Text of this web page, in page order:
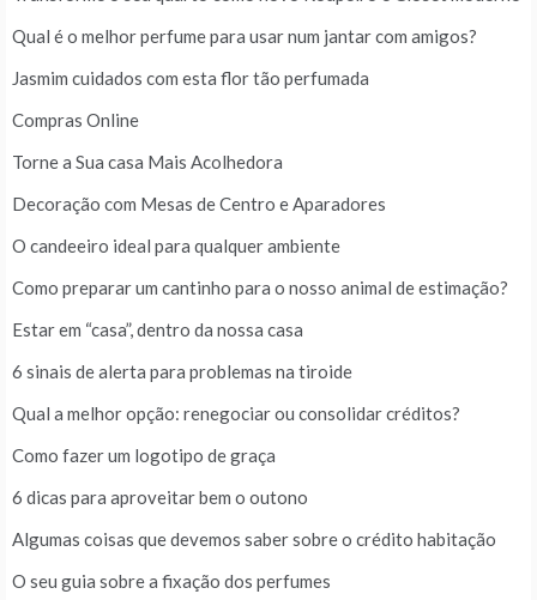
Qual é o melhor perfume para usar num jantar com amigos?
Jasmim cuidados com esta flor tão perfumada
Compras Online
Torne a Sua casa Mais Acolhedora
Decoração com Mesas de Centro e Aparadores
O candeeiro ideal para qualquer ambiente
Como preparar um cantinho para o nosso animal de estimação?
Estar em “casa”, dentro da nossa casa
6 sinais de alerta para problemas na tiroide
Qual a melhor opção: renegociar ou consolidar créditos?
Como fazer um logotipo de graça
6 dicas para aproveitar bem o outono
Algumas coisas que devemos saber sobre o crédito habitação
O seu guia sobre a fixação dos perfumes